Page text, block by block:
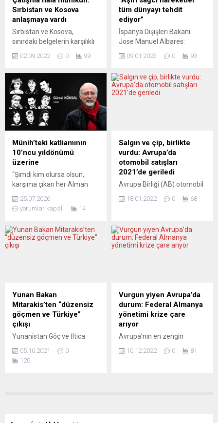
Sırbistan ve Kosova
anlaşmaya vardı
Sırbistan ve Kosova,
sınırdaki belgelerin karşılıklı
yaşanan anlaşmazlıkta
kısmen anlaşmaya vardı.
Artık Kosova vatandaşları
kimlik belgeleriyle
Sırbistan’a seyahat
edebilecek, Kosova da Sırp
devletinin düzenlediği
evrakları kabul etmeye
devam edecek. Ancak, plaka
konusunda anlaşma
çatışma potansiyelini halen
yüksek görüyor.
TELEGRAM.HR (Hırvatistan)
VUČİĆ ÇARK ETTİ
02.09.2022 0 99
tüm dünyayı tehdit
ediyor”
İspanya Dışişleri Bakanı
Jose Manuel Albares:
bir etiket koymamız
hareketinin Brezilya’da çok
benzer bir şekilde ortaya
güçler Avrupa toplumlarında
da mevcut.” İspanya
hükümeti, Brezilya’da eski
Devlet Başkanı Jair...
09.01.2023 0 93
Münih’teki katliamının
10’ncu yıldönümü
üzerine
“Şimdi kim olursa olsun,
karşıma çıkan her Alman
Münih’te 10 yıl önce savaş
sonrası Almanya’nın en kanlı
gerçekleştiren faşist
terörist, geride bıraktığı veda
göçmen kökenli, sekizi genç,
biri yetişkin dokuz insanı
katlettiği,...
25.07.2026
yorumlar kapalı
14
Salgın ve çip, birlikte
vurdu: Avrupa’da
otomobil satışları
2021’de geriledi
Avrupa Birliği (AB) otomobil
Covid-19 salgını ve çip
2,4 azaldı. Avrupa Otomobil
Üreticileri Birliği (ACEA), AB
ülkelerinde araç üretimini yıl
boyunca olumsuz...
18.01.2022 0 68
Yunan Bakan
Mitarakis’ten “düzensiz
göçmen ve Türkiye”
çıkışı
Yunanistan Göç ve İltica
Avrupa Birliği’nden (AB),
Türkiye’ye vize serbestisi ve
05.10.2021
0
120
Vurgun yiyen Avrupa’da
durum: Federal Almanya
yönetimi krize çare
arıyor
Avrupa’nın en zengin
istendiği gibi gitmiyor.
10.12.2022 0 81